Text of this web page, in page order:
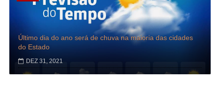
Último dia do ano será de chuva na maioria das cidades
do Estado
DEZ 31, 2021